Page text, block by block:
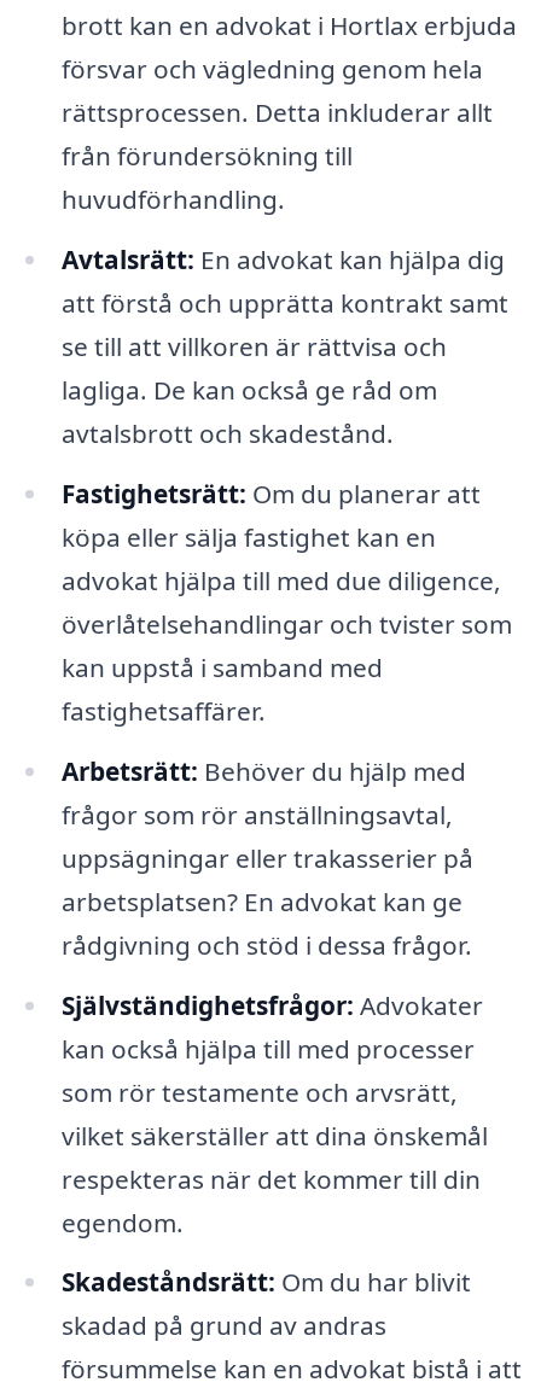
brott kan en advokat i Hortlax erbjuda
försvar och vägledning genom hela
rättsprocessen. Detta inkluderar allt
från förundersökning till
huvudförhandling.
Avtalsrätt: En advokat kan hjälpa dig
att förstå och upprätta kontrakt samt
se till att villkoren är rättvisa och
lagliga. De kan också ge råd om
avtalsbrott och skadestånd.
Fastighetsrätt: Om du planerar att
köpa eller sälja fastighet kan en
advokat hjälpa till med due diligence,
överlåtelsehandlingar och tvister som
kan uppstå i samband med
fastighetsaffärer.
Arbetsrätt: Behöver du hjälp med
frågor som rör anställningsavtal,
uppsägningar eller trakasserier på
arbetsplatsen? En advokat kan ge
rådgivning och stöd i dessa frågor.
Självständighetsfrågor: Advokater
kan också hjälpa till med processer
som rör testamente och arvsrätt,
vilket säkerställer att dina önskemål
respekteras när det kommer till din
egendom.
Skadeståndsrätt: Om du har blivit
skadad på grund av andras
försummelse kan en advokat bistå i att